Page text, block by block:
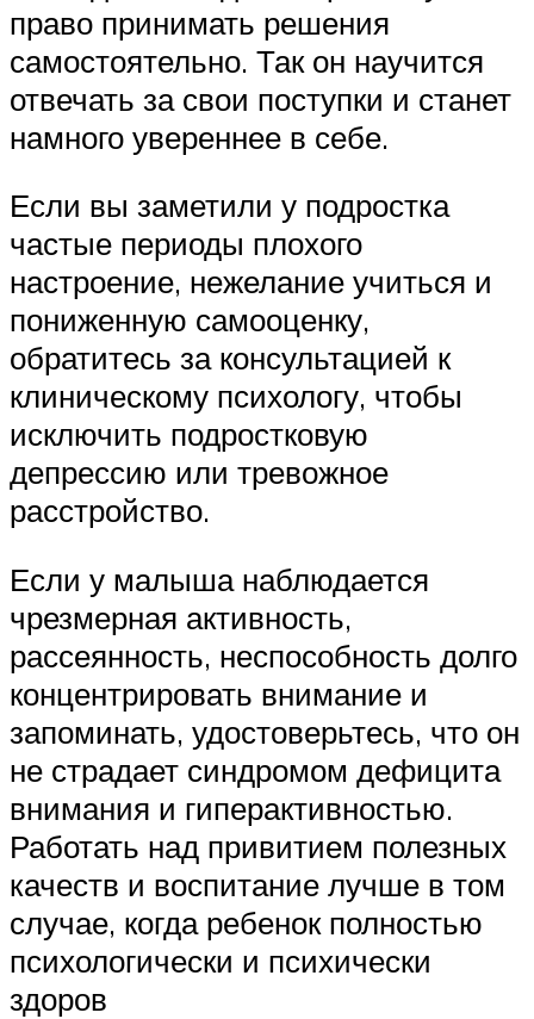
право принимать решения
самостоятельно. Так он научится
отвечать за свои поступки и станет
намного увереннее в себе.
Если вы заметили у подростка
частые периоды плохого
настроение, нежелание учиться и
пониженную самооценку,
обратитесь за консультацией к
клиническому психологу, чтобы
исключить подростковую
депрессию или тревожное
расстройство.
Если у малыша наблюдается
чрезмерная активность,
рассеянность, неспособность долго
концентрировать внимание и
запоминать, удостоверьтесь, что он
не страдает синдромом дефицита
внимания и гиперактивностью.
Работать над привитием полезных
качеств и воспитание лучше в том
случае, когда ребенок полностью
психологически и психически
здоров